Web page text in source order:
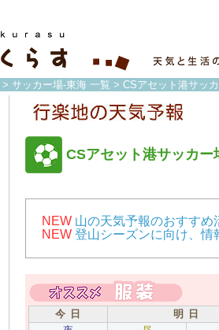
> サッカー場-東海 一覧 > CSアセット港サッ
CSアセット港サッカー
NEW 山の天気予報のおすすめ
NEW 登山シーズンに向け、情
今 日 明 日